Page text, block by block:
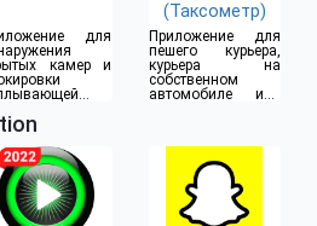
для
камер и
(Таксометр)
Приложение для
пешего курьера,
курьера на
собственном
автомобиле или